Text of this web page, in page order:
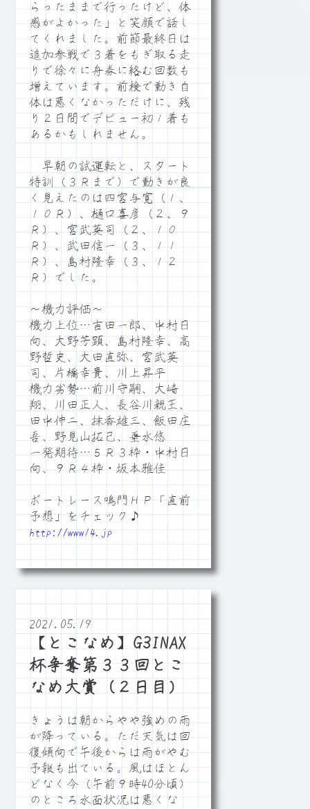
らったままで行ったけど、体
感がよかった」と笑顔で話し
てくれました。前節最終日は
追加参戦で３着をもぎ取る走
りで徐々に舟券に絡む回数も
増えています。前検で動き自
体は悪くなかっただけに、残
り２日間でデビュー初１着も
あるかもしれません。
早朝の試運転と、スタート
特訓（３Ｒまで）で動きが良
く見えたのは四宮与寛（１、
１０Ｒ）、樋口喜彦（２、９
Ｒ）、宮武英司（２、１０
Ｒ）、武田信一（３、１１
Ｒ）、島村隆幸（３、１２
Ｒ）でした。
～機力評価～
機力上位…吉田一郎、中村日
向、大野芳顕、島村隆幸、高
野哲史、大田直弥、宮武英
司、片橋幸貴、川上昇平
機力劣勢…前川守嗣、大崎
翔、川田正人、長谷川親王、
田中伸二、抹香雄三、飯田庄
吾、野見山拓己、垂水悠
一発期待…５Ｒ３枠・中村日
向、９Ｒ４枠・坂本雅佳
ボートレース鳴門ＨＰ「直前
予想」をチェック♪
http://www14.jp
2021.05.19
【とこなめ】G3INAX
杯争奪第３３回とこ
なめ大賞（２日目）
きょうは朝からやや強めの雨
が降っている。ただ天気は回
復傾向で午後からは雨がやむ
予報も出ている。風はほとん
どなく今（午前９時40分頃）
のところ水面状況は悪くな